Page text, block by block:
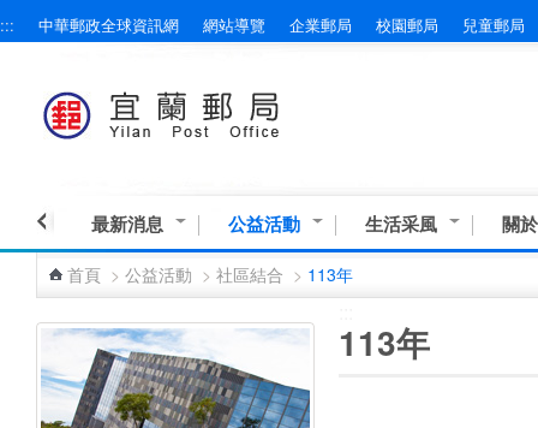
跳到主要內容區塊
::: 中華郵政全球資訊網 網站導覽 企業郵局 校園郵局 兒童郵局
最新消息 公益活動 生活采風 關
首頁 > 公益活動 > 社區結合 > 113年
113年